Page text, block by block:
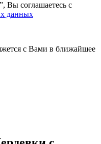
Вы соглашаетесь с
данных
с Вами в ближайшее